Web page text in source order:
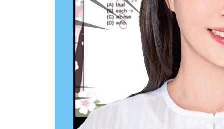
ㆍ 본서 음원 MP3
ㆍ 본서 VOCA 강의 일부 무료 제공 (QR코드 제공)
ㆍ 실전모의고사 음원 MP3
ㆍ 실전모의고사 해설강의 무료 제공 (도서 날개
ㆍ 실전모의고사 QR 모바일 해설